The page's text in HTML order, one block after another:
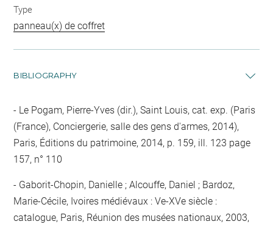
Type
panneau(x) de coffret
BIBLIOGRAPHY
Le Pogam, Pierre-Yves (dir.), Saint Louis, cat. exp. (Paris
(France), Conciergerie, salle des gens d'armes, 2014),
Paris, Éditions du patrimoine, 2014, p. 159, ill. 123 page
157, n° 110
Gaborit-Chopin, Danielle ; Alcouffe, Daniel ; Bardoz,
Marie-Cécile, Ivoires médiévaux : Ve-XVe siècle :
catalogue, Paris, Réunion des musées nationaux, 2003,